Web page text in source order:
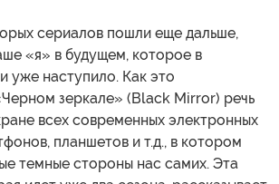
сериалов пошли еще дальше,
«я» в будущем, которое в
уже наступило. Как это
зеркале» (Black Mirror) речь
всех современных электронных
планшетов и т.д., в котором
темные стороны нас самих. Эта